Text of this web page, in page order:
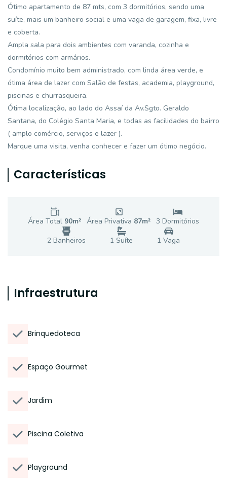
Ótimo apartamento de 87 mts, com 3 dormitórios, sendo uma
suíte, mais um banheiro social e uma vaga de garagem, fixa, livre
e coberta.
Ampla sala para dois ambientes com varanda, cozinha e
dormitórios com armários.
Condomínio muito bem administrado, com linda área verde, e
ótima área de lazer com Salão de festas, academia, playground,
piscinas e churrasqueira.
Ótima localização, ao lado do Assaí da Av.Sgto. Geraldo
Santana, do Colégio Santa Maria, e todas as facilidades do bairro
( amplo comércio, serviços e lazer ).
Marque uma visita, venha conhecer e fazer um ótimo negócio.
Características
Área Total 90m² Área Privativa 87m² 3 Dormitórios
2 Banheiros 1 Suíte 1 Vaga
Infraestrutura
Brinquedoteca
Espaço Gourmet
Jardim
Piscina Coletiva
Playground